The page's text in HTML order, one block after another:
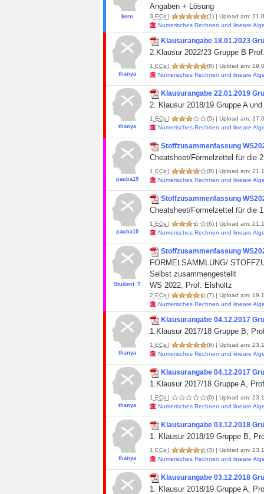
kern
Angaben + Lösung
3 ECs | (1) | Upload am:
Numerisches Rechnen und lineare
thanya
Klausurangabe 18.01.2023
2.Klausur 2022/23 Gruppe B
1 ECs | (8) | Upload am:
Numerisches Rechnen und lineare
thanya
Klausurangabe 22.01.2019
2. Klausur 2018/19 Gruppe A
1 ECs | (5) | Upload am:
Numerisches Rechnen und lineare
pauba19
Stoffzusammenfassung
Cheatsheet/Formelzettel für die
1 ECs | (8) | Upload am:
Numerisches Rechnen und lineare
pauba19
Stoffzusammenfassung
Cheatsheet/Formelzettel für die
1 ECs | (6) | Upload am:
Numerisches Rechnen und lineare
Student_T
Stoffzusammenfassung
FORMELSAMMLUNG/
Selbst zusammengestellt
WS 2022, Prof. Elsholtz
2 ECs | (7) | Upload am:
Numerisches Rechnen und lineare
thanya
Klausurangabe 04.12.2017
1.Klausur 2017/18 Gruppe B,
1 ECs | (6) | Upload am:
Numerisches Rechnen und lineare
thanya
Klausurangabe 04.12.2017
1.Klausur 2017/18 Gruppe A,
1 ECs | (0) | Upload am:
Numerisches Rechnen und lineare
thanya
Klausurangabe 03.12.2018
1. Klausur 2018/19 Gruppe B,
1 ECs | (3) | Upload am:
Numerisches Rechnen und lineare
Klausurangabe 03.12.2018
1. Klausur 2018/19 Gruppe A,